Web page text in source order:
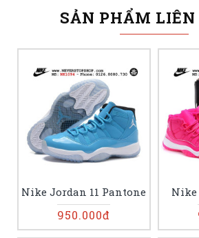
SẢN PHẨM LIÊN
Nike Jordan 11 Pantone
950.000đ
Nike